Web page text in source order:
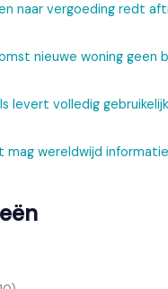
naar vergoeding redt
nieuwe woning geen
levert volledig
mag wereldwijd